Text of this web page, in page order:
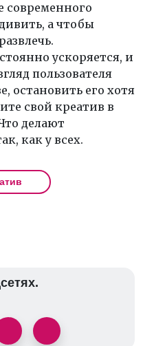
современного
а чтобы
ускоряется, и
пользователя
остановить его хотя
свой креатив в
делают
как у всех.